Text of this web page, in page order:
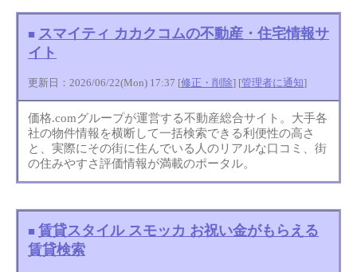
■ スマイティ カカクコムの不動産・住宅情報サ
イト
更新日：2026/06/22(Mon) 17:37 [修正・削除] [管理者に通知]
価格.comグループが運営する不動産総合サイト。大手各
社の物件情報を横断して一括検索できる利便性の高さ
と、実際にその街に住んでいる人のリアルな口コミ、街
の住みやすさ評価情報が満載のポータル。
■ 賃貸スタイル スモッカ お祝い金がもらえる
賃貸検索